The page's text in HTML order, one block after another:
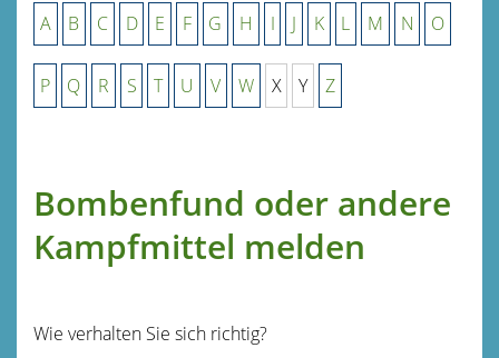
A B C D E F G H I J K L M N O
P Q R S T U V W X Y Z
Bombenfund oder andere
Kampfmittel melden
Wie verhalten Sie sich richtig?